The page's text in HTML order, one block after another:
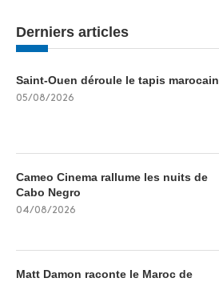
Derniers articles
Saint-Ouen déroule le tapis marocain
05/08/2026
Cameo Cinema rallume les nuits de
Cabo Negro
04/08/2026
Matt Damon raconte le Maroc de